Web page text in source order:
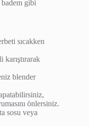
gibi
sıcakken
blender
önlersiniz.
sosu veya